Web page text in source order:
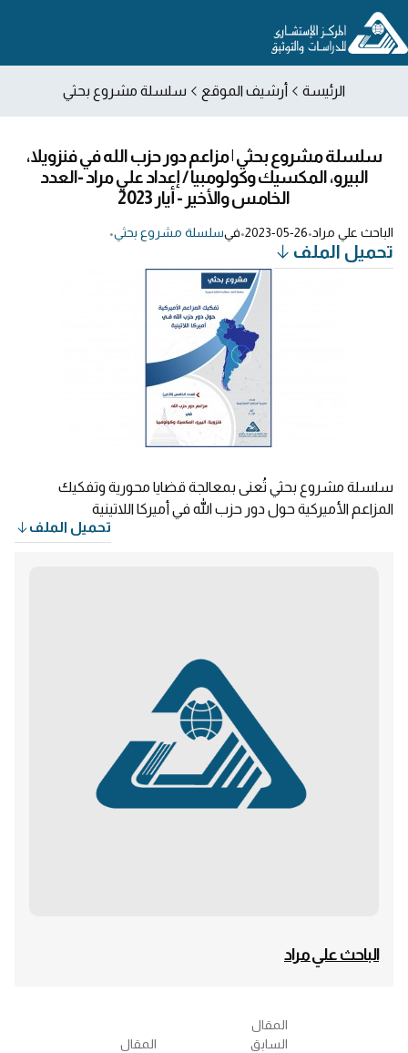
الرئيسة أرشيف الموقع سلسلة مشروع بحثي
سلسلة مشروع بحثي | مزاعم دور حزب الله في فنزويلا،
البيرو، المكسيك وكولومبيا / إعداد علي مراد -العدد
الخامس والأخير - أيار 2023
الباحث علي مراد•
2023-05-26
•فيسلسلة مشروع بحثي•
تحميل الملف
سلسلة مشروع بحثي تُعنى بمعالجة قضايا محورية وتفكيك
المزاعم الأميركية حول دور حزب الله في أميركا اللاتينية
تحميل الملف
الباحث علي مراد
المقال
السابق
المقال